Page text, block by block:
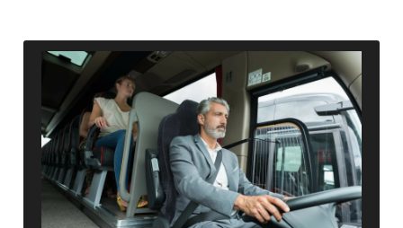
Transport personnel
Pour faciliter les déplacements de vos employés,
ABER TAXI GRIMAULT prend en charge le transport
de votre personnel. Grâce à notre service de
navette, vous évitez les retards causés par le
manque de transports .